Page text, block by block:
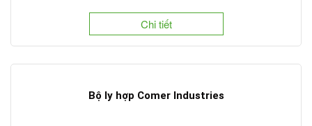
Chi tiết
Bộ ly hợp Comer Industries